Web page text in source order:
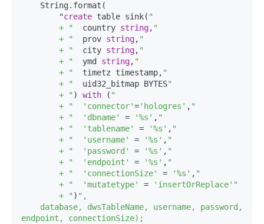
        "
create table sink( "
        + "
  country
string, "
        + "
  prov
string, "
        + "
  city
string, "
        + "
  ymd
string, "
        + "
  timetz timestamp,
"
        + "
  uid32_bitmap BYTES
"
        + "
) with ( "
        + "
'connector'='hologres' , "
        + "
'dbname' = '%s' , "
        + "
'tablename' = '%s' , "
        + "
'username' = '%s' , "
        + "
'password' = '%s' , "
        + "
'endpoint' = '%s' , "
        + "
'connectionSize' = '%s' , "
        + "
'mutatetype' = 'insertOrReplace' "
        + "
) ",
endpoint, connectionSize);